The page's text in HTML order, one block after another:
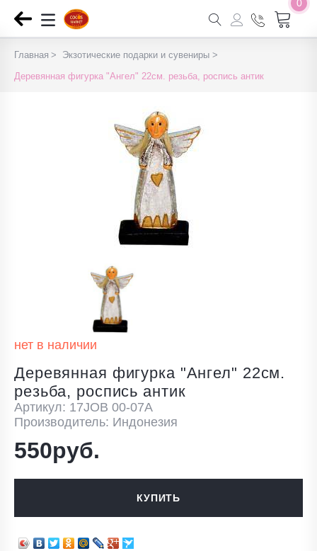
0
Главная
Экзотические подарки и сувениры
Деревянная фигурка "Ангел" 22см. резьба, роспись антик
нет в наличии
Деревянная фигурка "Ангел" 22см.
резьба, роспись антик
Артикул: 17JOB 00-07A
Производитель: Индонезия
550руб.
КУПИТЬ